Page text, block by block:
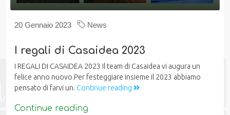
20 Gennaio 2023 News
I regali di Casaidea 2023
I REGALI DI CASAIDEA 2023 Il team di Casaidea vi augura un
felice anno nuovo.Per festeggiare insieme il 2023 abbiamo
pensato di farvi un. Continue reading
Continue reading